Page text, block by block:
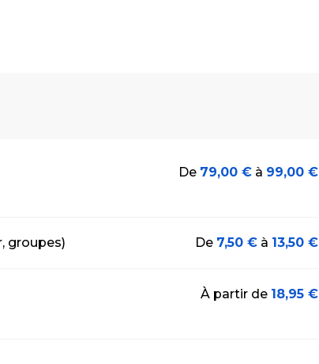
De 79,00 € à 99,00 €
groupes) De 7,50 € à 13,50 €
À partir de 18,95 €